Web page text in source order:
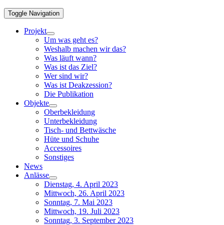
Toggle Navigation
Projekt
Um was geht es?
Weshalb machen wir das?
Was läuft wann?
Was ist das Ziel?
Wer sind wir?
Was ist Deakzession?
Die Publikation
Objekte
Oberbekleidung
Unterbekleidung
Tisch- und Bettwäsche
Hüte und Schuhe
Accessoires
Sonstiges
News
Anlässe
Dienstag, 4. April 2023
Mittwoch, 26. April 2023
Sonntag, 7. Mai 2023
Mittwoch, 19. Juli 2023
Sonntag, 3. September 2023